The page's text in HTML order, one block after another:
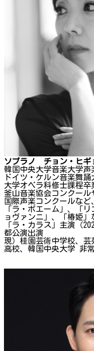
ソプラノ チョン・ヒギ
韓国中央大学音楽大学声
ドイツ・ケルン音楽舞
大学オペラ科修士課程卒
釜山音楽協会コンクール
国際声楽コンクールな
「ラ・ボエーム」、「
ョヴァンニ」、「椿姫
「ラ・カラス」主演（
都公演出演
現）桂園芸術中学校、
高校、韓国中央大学 非